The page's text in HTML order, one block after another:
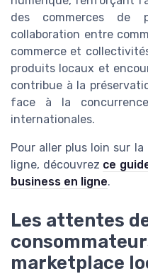
des commerces de
collaboration entre
commerce et
produits locaux et
contribue à la
face à la
internationales.
Pour aller plus loin sur
ligne, découvrez ce
business en ligne.
Les attentes
marketplace